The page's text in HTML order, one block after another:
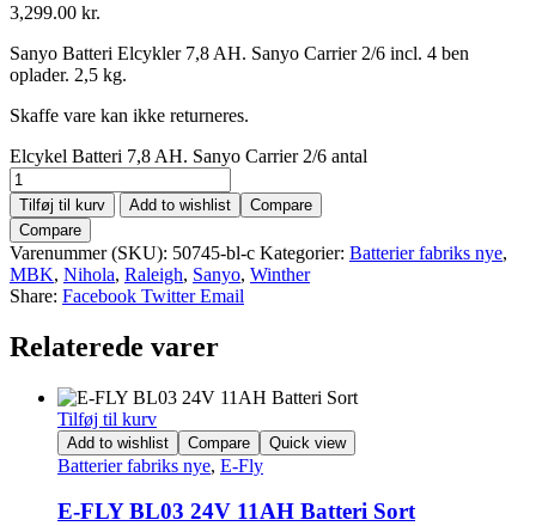
3,299.00 kr.
Sanyo Batteri Elcykler 7,8 AH. Sanyo Carrier 2/6 incl. 4 ben
oplader. 2,5 kg.
Skaffe vare kan ikke returneres.
Elcykel Batteri 7,8 AH. Sanyo Carrier 2/6 antal
Tilføj til kurv Add to wishlist
Compare
Compare
Varenummer (SKU): 50745-bl-c Kategorier: Batterier fabriks nye,
MBK, Nihola, Raleigh, Sanyo, Winther
Share: Facebook Twitter Email
Relaterede varer
Tilføj til kurv
Add to wishlist Compare Quick view
Batterier fabriks nye, E-Fly
E-FLY BL03 24V 11AH Batteri Sort